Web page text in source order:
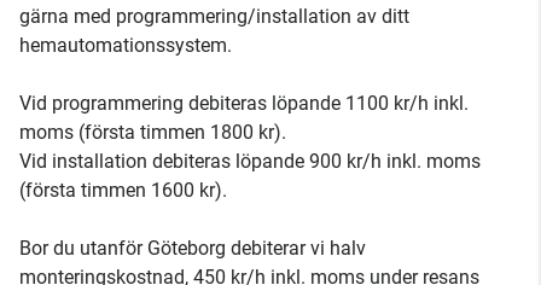
gärna med programmering/installation av ditt
hemautomationssystem.
Vid programmering debiteras löpande 1100 kr/h inkl.
moms (första timmen 1800 kr).
Vid installation debiteras löpande 900 kr/h inkl. moms
(första timmen 1600 kr).
Bor du utanför Göteborg debiterar vi halv
monteringskostnad, 450 kr/h inkl. moms under resans